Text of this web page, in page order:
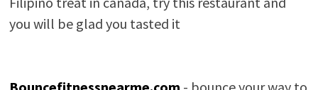
you will be glad you tasted it
Bouncefitnessnearme.com - bounce your way to